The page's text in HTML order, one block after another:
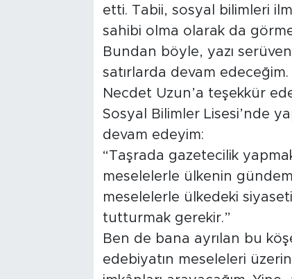
etti. Tabii, sosyal bilimleri
sahibi olma olarak da
Bundan böyle, yazı
satırlarda devam
Necdet Uzun’a teşekkür
Sosyal Bilimler Lisesi’nde
devam edeyim:
“Taşrada gazetecilik
meselelerle ülkenin gündemi
meselelerle ülkedeki
tutturmak gerekir.”
Ben de bana ayrılan bu
edebiyatın meseleleri